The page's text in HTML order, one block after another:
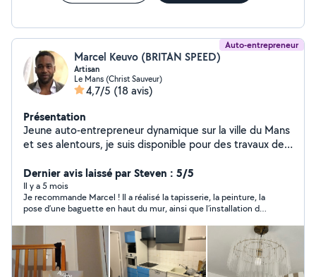
Auto-entrepreneur
Marcel Keuvo (BRITAN SPEED)
Artisan
Le Mans (Christ Sauveur)
4,7/5 (18 avis)
Présentation
Jeune auto-entrepreneur dynamique sur la ville du Mans
et ses alentours, je suis disponible pour des travaux de:
et peinture d'intérieur, Jardinage et entretiens d'espace
vert, Aide au déménagement, Divers travaux de
manoeuvre et tout petit bricolage allant de la pose de
rideau au montage de meubles.
Dernier avis laissé par Steven : 5/5
Il y a 5 mois
Je recommande Marcel ! Il a réalisé la tapisserie, la peinture, la
pose d’une baguette en haut du mur, ainsi que l’installation des
et il a su s’adapter aux imprévus. C’est une personne très
compréhensible, flexible et sympathique. Je n’hésiterai pas à
refaire appel à lui.